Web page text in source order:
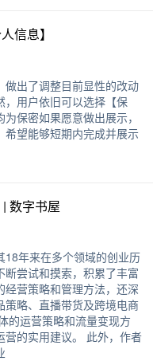
信息】
做出了调整目前显性的改动
，用户依旧可以选择【保
保密如果愿意做出展示，
望能够短期内完成并展示
数字书屋
18年来在多个领域的创业历
尝试和摸索，积累了丰富
营策略和管理方法，还深
策略、直播带货及跨境电商
的运营策略和流量变现方
营的实用建议。 此外，作者